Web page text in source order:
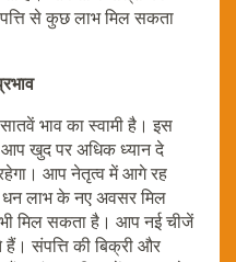
से कुछ लाभ मिल सकता
भाव का स्वामी है। इस
खुद पर अधिक ध्यान दे
आप नेतृत्व में आगे रह
लाभ के नए अवसर मिल
मिल सकता है। आप नई चीजें
संपत्ति की बिक्री और